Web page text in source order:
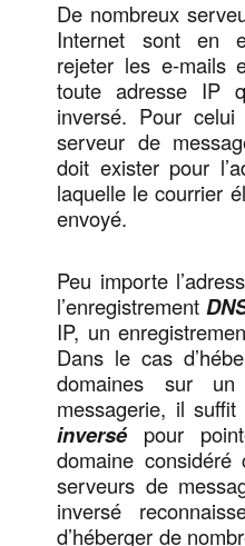
De nombreux
Internet sont en
rejeter les e-mails
toute adresse IP
inversé. Pour
serveur de
doit exister pour
laquelle le courrier
envoyé.
Peu importe
l’enregistrement
IP, un
Dans le cas
domaines sur
messagerie, il
inversépour
domaine considéré
serveurs de
inversé
d’héberger de